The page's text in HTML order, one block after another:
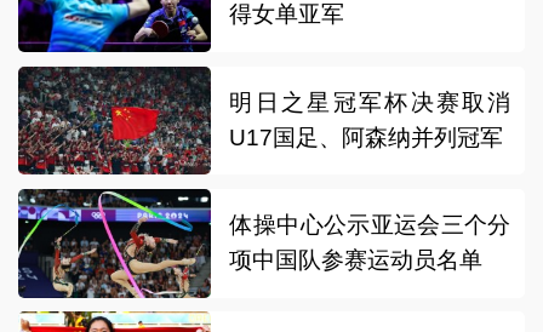
得女单亚军
明日之星冠军杯决赛取消
U17国足、阿森纳并列冠军
体操中心公示亚运会三个分
项中国队参赛运动员名单